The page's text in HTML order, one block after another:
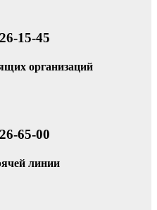
15-45
организаций
65-00
линии